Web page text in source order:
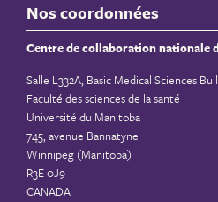
Nos coordonnées
Centre de collaboration nationale
Salle L332A, Basic Medical Sciences
Faculté des sciences de la santé
Université du Manitoba
745, avenue Bannatyne
Winnipeg (Manitoba)
R3E 0J9
CANADA